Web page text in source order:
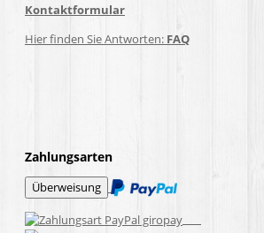
Kontaktformular
Hier finden Sie Antworten: FAQ
Zahlungsarten